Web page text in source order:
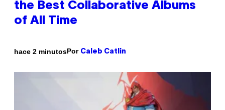
the Best Collaborative Albums
of All Time
hace 2 minutosPor Caleb Catlin